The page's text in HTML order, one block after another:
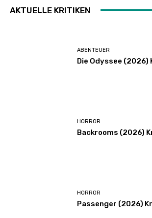
AKTUELLE KRITIKEN
ABENTEUER
Die Odyssee (2026)
HORROR
Backrooms (2026)
HORROR
Passenger (2026)